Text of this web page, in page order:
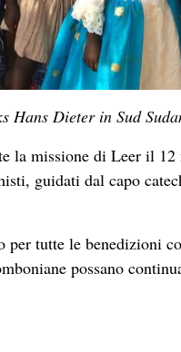
Hans Dieter in Sud
guidati dal capo
tutte le benedizioni
possano